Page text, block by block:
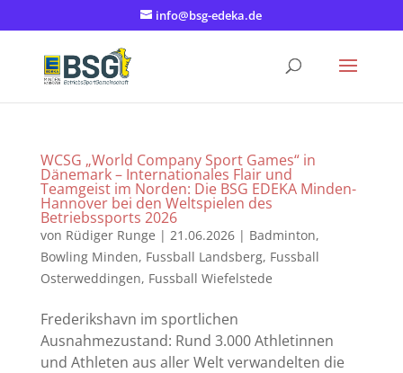
info@bsg-edeka.de
WCSG „World Company Sport Games“ in
Dänemark – Internationales Flair und
Teamgeist im Norden: Die BSG EDEKA Minden-
Hannover bei den Weltspielen des
Betriebssports 2026
von Rüdiger Runge | 21.06.2026| Badminton,
Bowling Minden, Fussball Landsberg, Fussball
Osterweddingen, Fussball Wiefelstede
Frederikshavn im sportlichen
Ausnahmezustand: Rund 3.000 Athletinnen
und Athleten aus aller Welt verwandelten die